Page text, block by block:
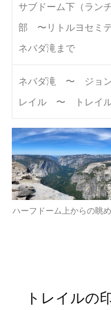
サブドーム下（ラン
部 〜リトルヨセミ
ネバダ滝まで
ネバダ滝 〜 ジョン
レイル 〜 トレイ
ハーフドーム上からの眺
トレイルの